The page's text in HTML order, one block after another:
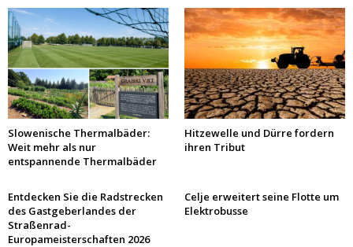
Slowenische Thermalbäder:
Weit mehr als nur
entspannende Thermalbäder
Hitzewelle und Dürre fordern
ihren Tribut
Entdecken Sie die Radstrecken
des Gastgeberlandes der
Straßenrad-
Europameisterschaften 2026
Celje erweitert seine Flotte um
Elektrobusse